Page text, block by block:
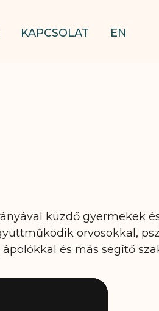
KAPCSOLAT EN
küzdő gyermekek
orvosokkal,
és más segítő